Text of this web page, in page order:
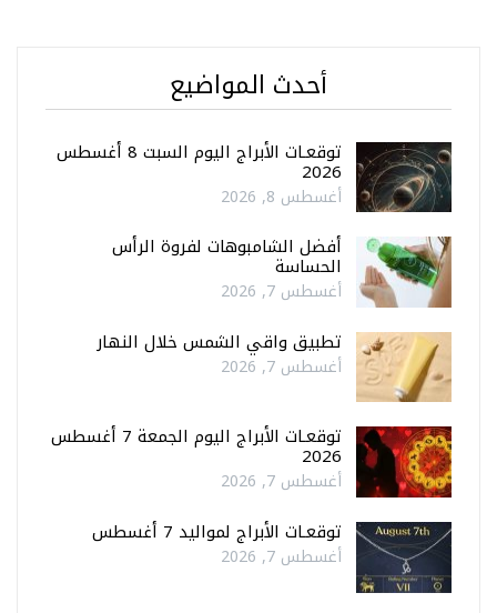
أحدث المواضيع
توقعـات الأبراج اليوم السبت 8 أغسطس
2026
أغسطس 8, 2026
أفضل الشامبوهات لفروة الرأس
الحساسة
أغسطس 7, 2026
تطبيق واقي الشمس خلال النهار
أغسطس 7, 2026
توقعـات الأبراج اليوم الجمعة 7 أغسطس
2026
أغسطس 7, 2026
توقعـات الأبراج لمواليد 7 أغسطس
أغسطس 7, 2026